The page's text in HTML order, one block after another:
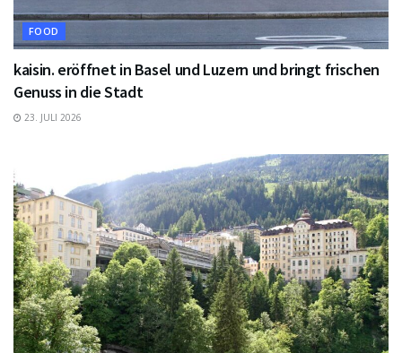
FOOD
kaisin. eröffnet in Basel und Luzern und bringt frischen
Genuss in die Stadt
23. JULI 2026